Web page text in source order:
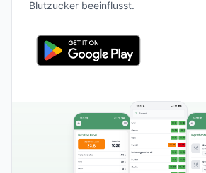
Blutzucker beeinflusst.